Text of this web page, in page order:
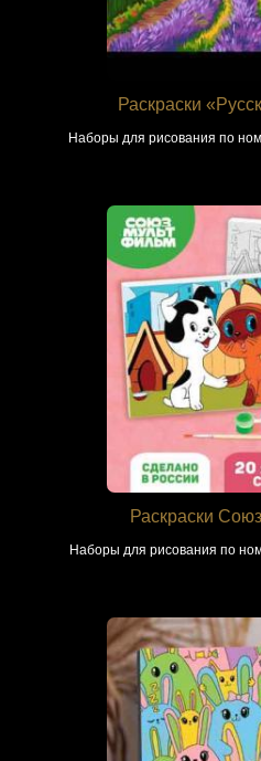
Раскраски
Наборы для рисования по
Раскраски
Наборы для рисования по